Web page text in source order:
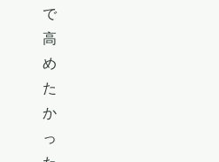
で
高
め
た
か
っ